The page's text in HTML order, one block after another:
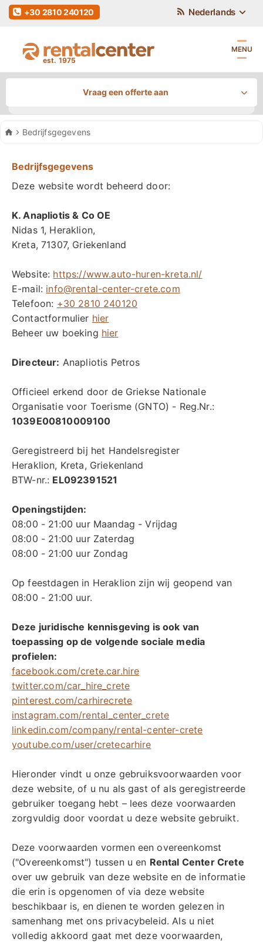
Nederlands
+30 2810 240120
MENU
Vraag een offerte aan
Ophaallocatie/ Inleverlocatie
Hoe wil je de auto ophalen
Inleverlocatie
Ophaaldatum
Zoeken
Autohuur
Bedrijfsgegevens
Bedrijfsgegevens
Deze website wordt beheerd door:
K. Anapliotis & Co OE
Nidas 1, Heraklion,
Kreta, 71307, Griekenland
Website: https://www.auto-huren-kreta.nl/
E-mail: info@rental-center-crete.com
Telefoon: +30 2810 240120
Contactformulier hier
Beheer uw boeking hier
Directeur: Anapliotis Petros
Officieel erkend door de Griekse Nationale
Organisatie voor Toerisme (GNTO) - Reg.Nr.:
1039E00810009100
Geregistreerd bij het Handelsregister
Heraklion, Kreta, Griekenland
BTW-nr.: EL092391521
Openingstijden:
08:00 - 21:00 uur Maandag - Vrijdag
08:00 - 21:00 uur Zaterdag
08:00 - 21:00 uur Zondag
Op feestdagen in Heraklion zijn wij geopend van
08:00 - 21:00 uur.
Deze juridische kennisgeving is ook van
toepassing op de volgende sociale media
profielen:
facebook.com/crete.car.hire
twitter.com/car_hire_crete
pinterest.com/carhirecrete
instagram.com/rental_center_crete
linkedin.com/company/rental-center-crete
youtube.com/user/cretecarhire
Hieronder vindt u onze gebruiksvoorwaarden voor
deze website, of u nu als gast of als geregistreerde
gebruiker toegang hebt – lees deze voorwaarden
zorgvuldig door voordat u deze website gebruikt.
Deze voorwaarden vormen een overeenkomst
("Overeenkomst") tussen u en Rental Center Crete
over uw gebruik van deze website en de informatie
die erin is opgenomen of via deze website
beschikbaar is, en dienen te worden gelezen in
samenhang met ons privacybeleid. Als u niet
volledig akkoord gaat met deze voorwaarden,